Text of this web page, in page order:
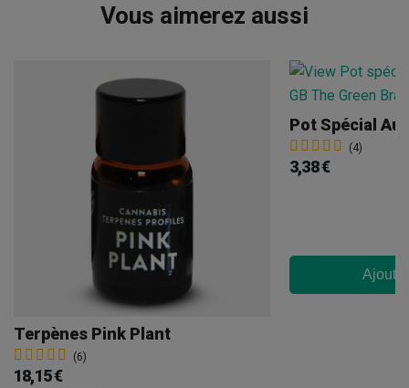
Vous aimerez aussi
Terpènes Pink Plant
(6)
18,15 €
Pot Spécial
(4)
3,38 €